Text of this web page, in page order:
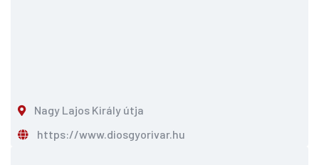
Nagy Lajos Király útja
https://www.diosgyorivar.hu